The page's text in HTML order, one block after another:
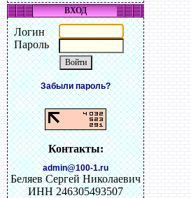
ВХОД
Логин
Пароль
Забыли пароль?
Контакты:
admin@100-1.ru
Беляев Сергей Николаевич
ИНН 246305493507